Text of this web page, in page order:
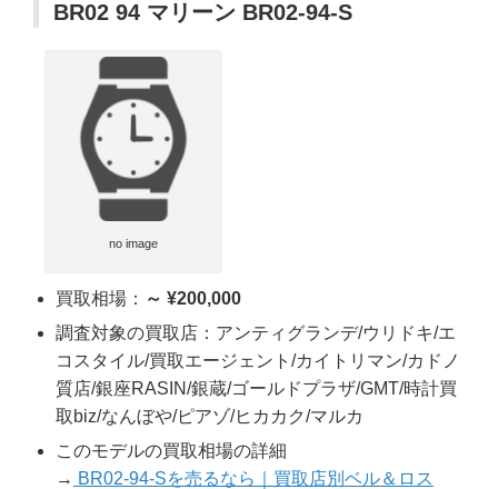
BR02 94 マリーン BR02-94-S
no image
買取相場： ～ ¥200,000
調査対象の買取店：アンティグランデ/ウリドキ/エ
コスタイル/買取エージェント/カイトリマン/カドノ
質店/銀座RASIN/銀蔵/ゴールドプラザ/GMT/時計買
取biz/なんぼや/ピアゾ/ヒカカク/マルカ
このモデルの買取相場の詳細
→ BR02-94-Sを売るなら｜買取店別ベル＆ロス